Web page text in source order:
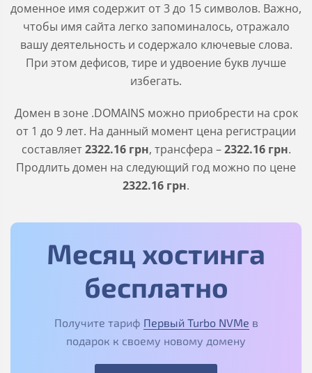
доменное имя содержит от 3 до 15 символов. Важно,
чтобы имя сайта легко запоминалось, отражало
вашу деятельность и содержало ключевые слова.
При этом дефисов, тире и удвоение букв лучше
избегать.
Домен в зоне .DOMAINS можно приобрести на срок
от 1 до 9 лет. На данный момент цена регистрации
составляет2322.16грн, трансфера –2322.16грн.
Продлить домен на следующий год можно по цене
2322.16 грн.
Месяц хостинга
бесплатно
Получите тариф Первый Turbo NVMe в
подарок к своему новому домену